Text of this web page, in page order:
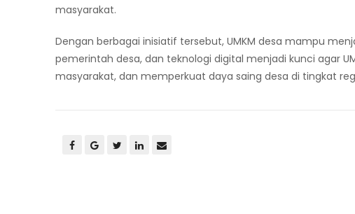
masyarakat.
Dengan berbagai inisiatif tersebut, UMKM desa mampu
pemerintah desa, dan teknologi digital menjadi kunci agar
masyarakat, dan memperkuat daya saing desa di tingkat